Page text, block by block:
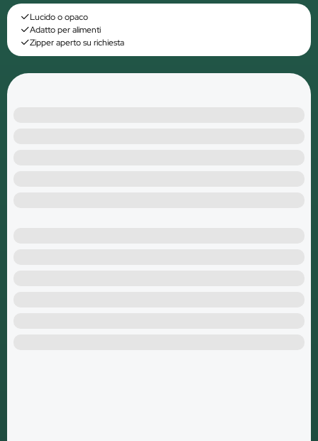
Lucido o opaco
Adatto per alimenti
Zipper aperto su richiesta